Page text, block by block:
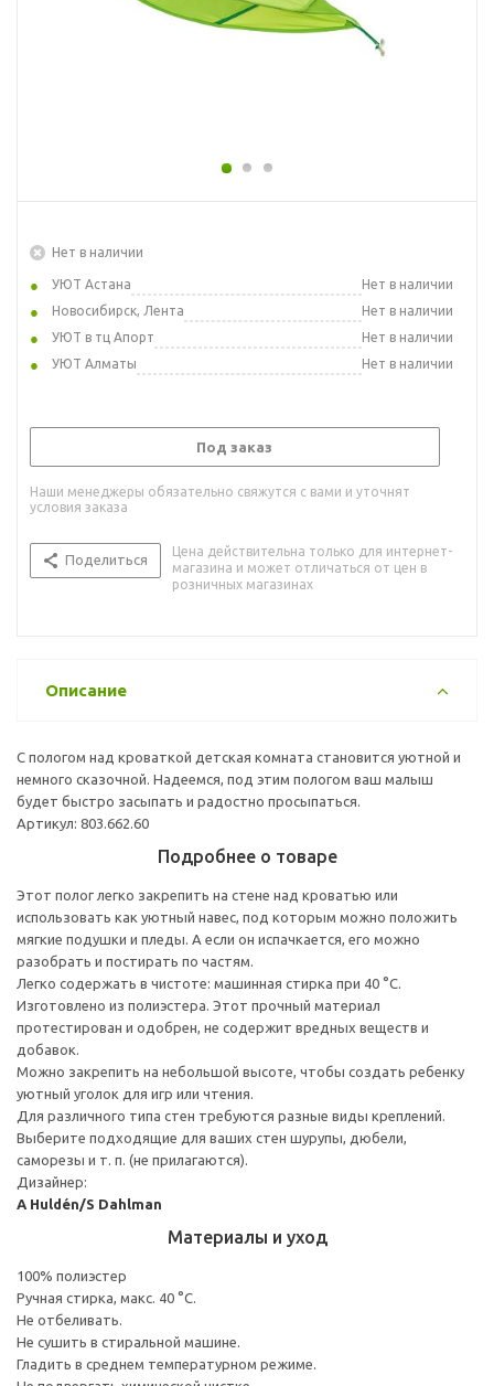
Нет в наличии
УЮТ Астана
Нет в наличии
Новосибирск, Лента
Нет в наличии
УЮТ в тц Апорт
Нет в наличии
УЮТ Алматы
Нет в наличии
Под заказ
Наши менеджеры обязательно свяжутся с вами и уточнят
условия заказа
Поделиться
Цена действительна только для интернет-
магазина и может отличаться от цен в
розничных магазинах
Описание
С пологом над кроваткой детская комната становится уютной и
немного сказочной. Надеемся, под этим пологом ваш малыш
будет быстро засыпать и радостно просыпаться.
Артикул: 803.662.60
Подробнее о товаре
Этот полог легко закрепить на стене над кроватью или
использовать как уютный навес, под которым можно положить
мягкие подушки и пледы. А если он испачкается, его можно
разобрать и постирать по частям.
Легко содержать в чистоте: машинная стирка при 40 °C.
Изготовлено из полиэстера. Этот прочный материал
протестирован и одобрен, не содержит вредных веществ и
добавок.
Можно закрепить на небольшой высоте, чтобы создать ребенку
уютный уголок для игр или чтения.
Для различного типа стен требуются разные виды креплений.
Выберите подходящие для ваших стен шурупы, дюбели,
саморезы и т. п. (не прилагаются).
Дизайнер:
A Huldén/S Dahlman
Материалы и уход
100% полиэстер
Ручная стирка, макс. 40 °C.
Не отбеливать.
Не сушить в стиральной машине.
Гладить в среднем температурном режиме.